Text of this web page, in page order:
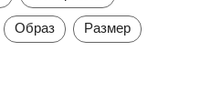
Образ Размер